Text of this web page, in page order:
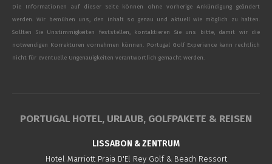
Die Informationen auf dieser Seite können ohne vorherige Ankündigung geändert
werden. Wir bemühen uns, den Inhalt so genau und aktuell wie möglich zu halten.
Sollten Sie Unstimmigkeiten feststellen, kontaktieren Sie uns bitte, damit wir die
notwendigen Korrekturen vornehmen können. Portugal Golf Experience kann rechtlich
nicht für eventuelle Ungenauigkeiten verantwortlich gemacht werden.
PORTUGAL HOTEL, URLAUB, GOLFPAKETE & REISEN
LISSABON & ZENTRUM
Hotel Marriott Praia D'El Rey Golf & Beach Ressort